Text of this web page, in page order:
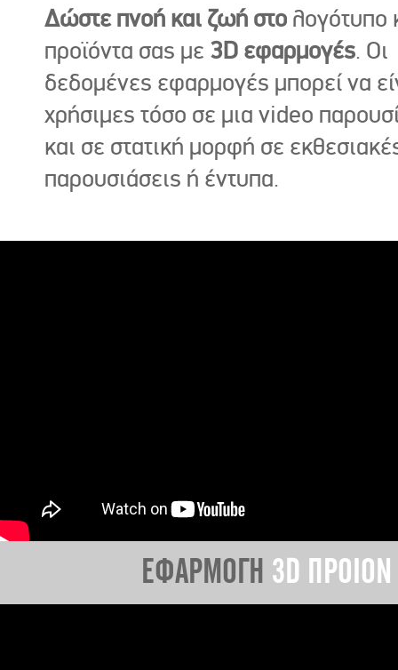
Δώστε πνοή και ζωή στο λογότυπο
προϊόντα σας με 3D εφαρμογές. Οι
δεδομένες εφαρμογές μπορεί να
χρήσιμες τόσο σε μια video
και σε στατική μορφή σε
παρουσιάσεις ή έντυπα.
ΕΦΑΡΜΟΓΗ 3D ΠΡΟΙΟΝ